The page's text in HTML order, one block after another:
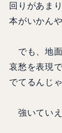
回りがあま
本がいかん
でも、地
哀愁を表現
でてるんじ
強いていえ